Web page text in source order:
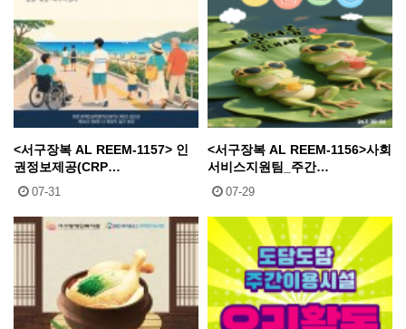
<서구장복 AL REEM-1157> 인
권정보제공(CRP…
07-31
<서구장복 AL REEM-1156>사회
서비스지원팀_주간…
07-29